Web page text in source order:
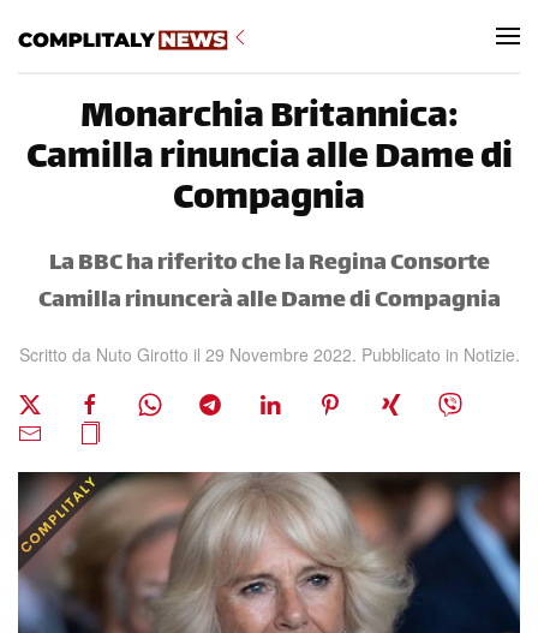
Monarchia Britannica:
Camilla rinuncia alle Dame di
Compagnia
La BBC ha riferito che la Regina Consorte
Camilla rinuncerà alle Dame di Compagnia
Scritto da Nuto Girotto il 29 Novembre 2022. Pubblicato in Notizie.